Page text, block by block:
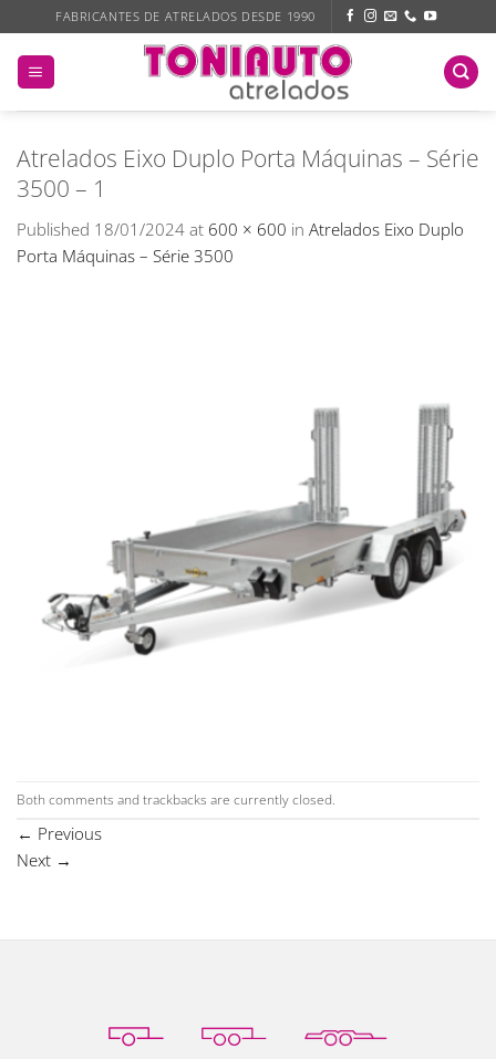
to
content
FABRICANTES DE ATRELADOS DESDE 1990
Atrelados Eixo Duplo Porta Máquinas – Série
3500 – 1
Published 18/01/2024 at 600 × 600 in Atrelados Eixo Duplo
Porta Máquinas – Série 3500
Both comments and trackbacks are currently closed.
← Previous
Next →